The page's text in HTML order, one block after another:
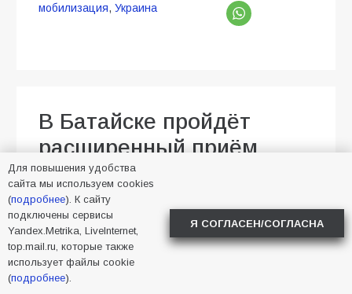
мобилизация, Украина
В Батайске пройдёт
расширенный приём
участников СВО
04.08.2026
Новости в Батайске
50
Для повышения удобства
сайта мы используем cookies
(подробнее). К сайту
подключены сервисы
Yandex.Metrika, LiveInternet,
top.mail.ru, которые также
использует файлы cookie
(подробнее).
Я СОГЛАСЕН/СОГЛАСНА